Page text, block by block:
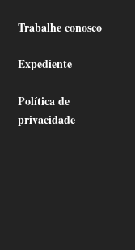
Trabalhe conosco
Expediente
Política de
privacidade